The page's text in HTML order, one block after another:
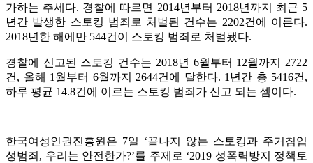
가하는 추세다. 경찰에 따르면 2014년부터 2018년까지 최근 5
년간 발생한 스토킹 범죄로 처벌된 건수는 2202건에 이른다.
2018년한 해에만 544건이 스토킹 범죄로 처벌됐다.
경찰에 신고된 스토킹 건수는 2018년 6월부터 12월까지 2722
건, 올해 1월부터 6월까지 2644건에 달한다. 1년간 총 5416건,
하루 평균 14.8건에 이르는 스토킹 범죄가 신고 되는 셈이다.
한국여성인권진흥원은 7일 ‘끝나지 않는 스토킹과 주거침입
성범죄, 우리는 안전한가?’를 주제로 ‘2019 성폭력방지 정책토